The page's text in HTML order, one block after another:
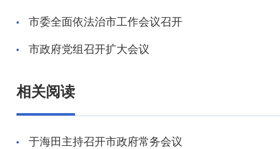
相关阅读
于海田主持召开市政府常务会议